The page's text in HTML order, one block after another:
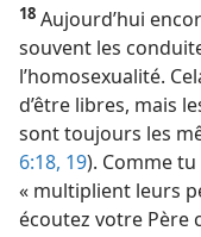
18 Aujourd’hui
souvent les
l’homosexualité.
d’être libres, mais
sont toujours les
6:18, 19). Comme
« multiplient leurs
écoutez votre Père